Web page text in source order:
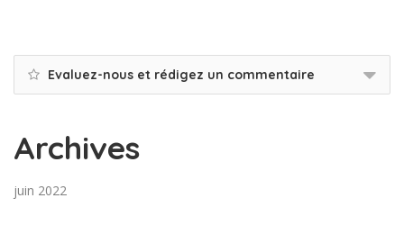
Evaluez-nous et rédigez un commentaire
Archives
juin 2022